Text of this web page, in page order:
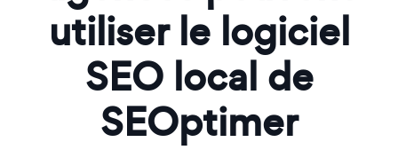
utiliser le logiciel
SEO local de
SEOptimer